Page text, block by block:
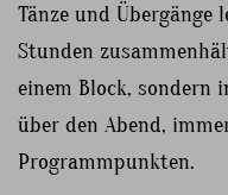
Tänze und Übergänge
Stunden
einem Block, sondern
über den Abend,
Programmpunkten.